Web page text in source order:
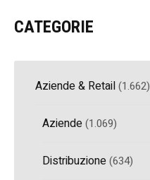
CATEGORIE
Aziende & Retail(1.662)
Aziende(1.069)
Distribuzione(634)